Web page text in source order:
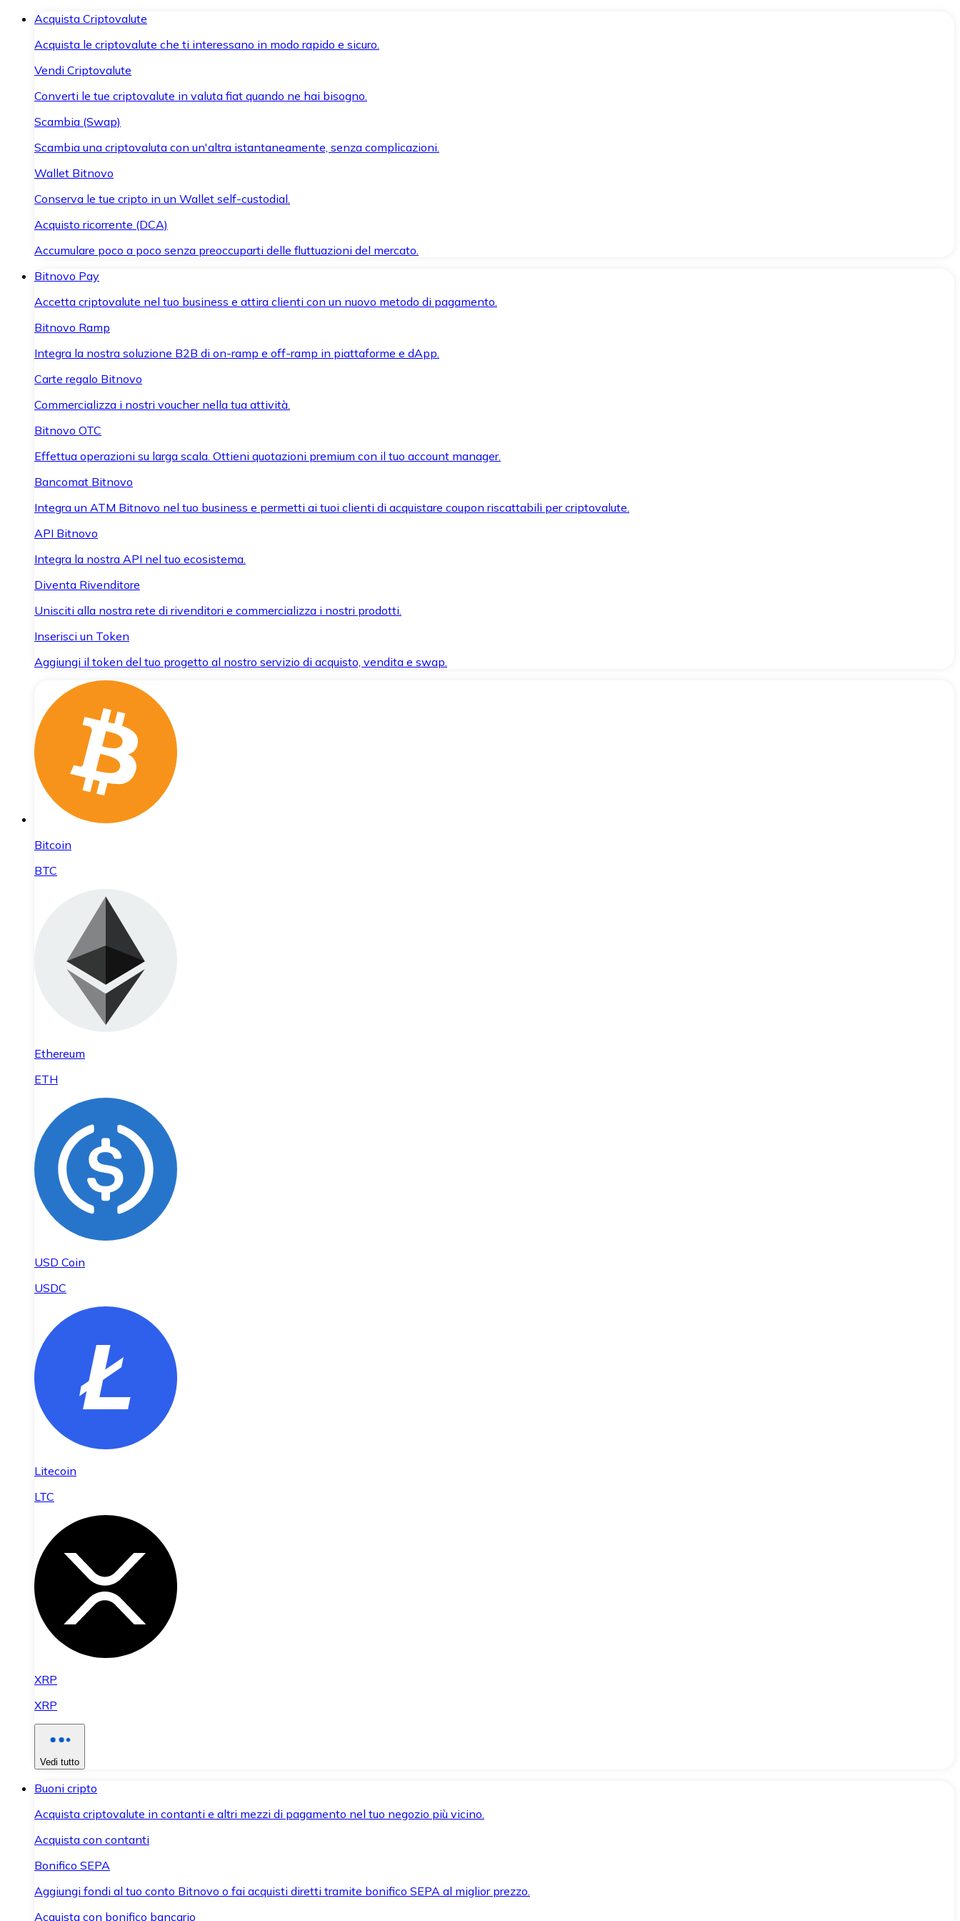
Acquista Criptovalute
Acquista le criptovalute che ti interessano in modo rapido e sicuro.
Vendi Criptovalute
Converti le tue criptovalute in valuta fiat quando ne hai bisogno.
Scambia (Swap)
Scambia una criptovaluta con un'altra istantaneamente, senza complicazioni.
Wallet Bitnovo
Conserva le tue cripto in un Wallet self-custodial.
Acquisto ricorrente (DCA)
Accumulare poco a poco senza preoccuparti delle fluttuazioni del mercato.
Bitnovo Pay
Accetta criptovalute nel tuo business e attira clienti con un nuovo metodo di pagamento.
Bitnovo Ramp
Integra la nostra soluzione B2B di on-ramp e off-ramp in piattaforme e dApp.
Carte regalo Bitnovo
Commercializza i nostri voucher nella tua attività.
Bitnovo OTC
Effettua operazioni su larga scala. Ottieni quotazioni premium con il tuo account manager.
Bancomat Bitnovo
Integra un ATM Bitnovo nel tuo business e permetti ai tuoi clienti di acquistare coupon riscattabili per criptovalute.
API Bitnovo
Integra la nostra API nel tuo ecosistema.
Diventa Rivenditore
Unisciti alla nostra rete di rivenditori e commercializza i nostri prodotti.
Inserisci un Token
Aggiungi il token del tuo progetto al nostro servizio di acquisto, vendita e swap.
Bitcoin
BTC
Ethereum
ETH
USD Coin
USDC
Litecoin
LTC
XRP
XRP
Vedi tutto
Buoni cripto
Acquista criptovalute in contanti e altri mezzi di pagamento nel tuo negozio più vicino.
Acquista con contanti
Bonifico SEPA
Aggiungi fondi al tuo conto Bitnovo o fai acquisti diretti tramite bonifico SEPA al miglior prezzo.
Acquista con bonifico bancario